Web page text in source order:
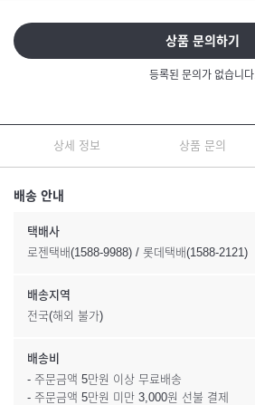
상품 문의하기
등록된 문의가 없습니다.
상세 정보 상품 문의
배송 안내
택배사
로젠택배(1588-9988) / 롯데택배(1588-2121)
배송지역
전국(해외 불가)
배송비
- 주문금액 5만원 이상 무료배송
- 주문금액 5만원 미만 3,000원 선불 결제